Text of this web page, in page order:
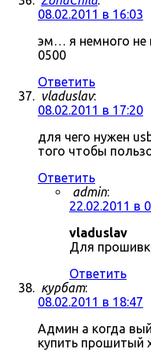
08.02.2011 в 16:03
эм… я немного не
0500
Ответить
vladuslav:
08.02.2011 в 17:20
для чего нужен
того чтобы
Ответить
admin:
22.02.2011 в
vladuslav
Для
Ответить
курбат:
08.02.2011 в 18:47
Админ а когда
купить прошитый